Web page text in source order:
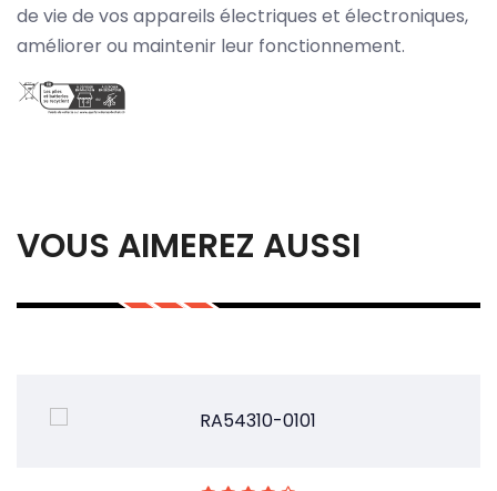
de vie de vos appareils électriques et électroniques,
améliorer ou maintenir leur fonctionnement.
VOUS AIMEREZ AUSSI